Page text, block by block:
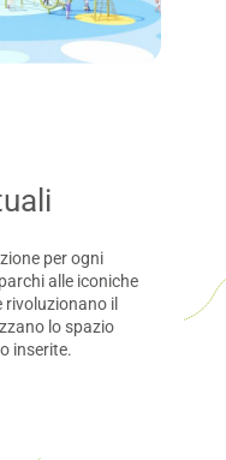
per ogni
alle iconiche
il
lo spazio
inserite.